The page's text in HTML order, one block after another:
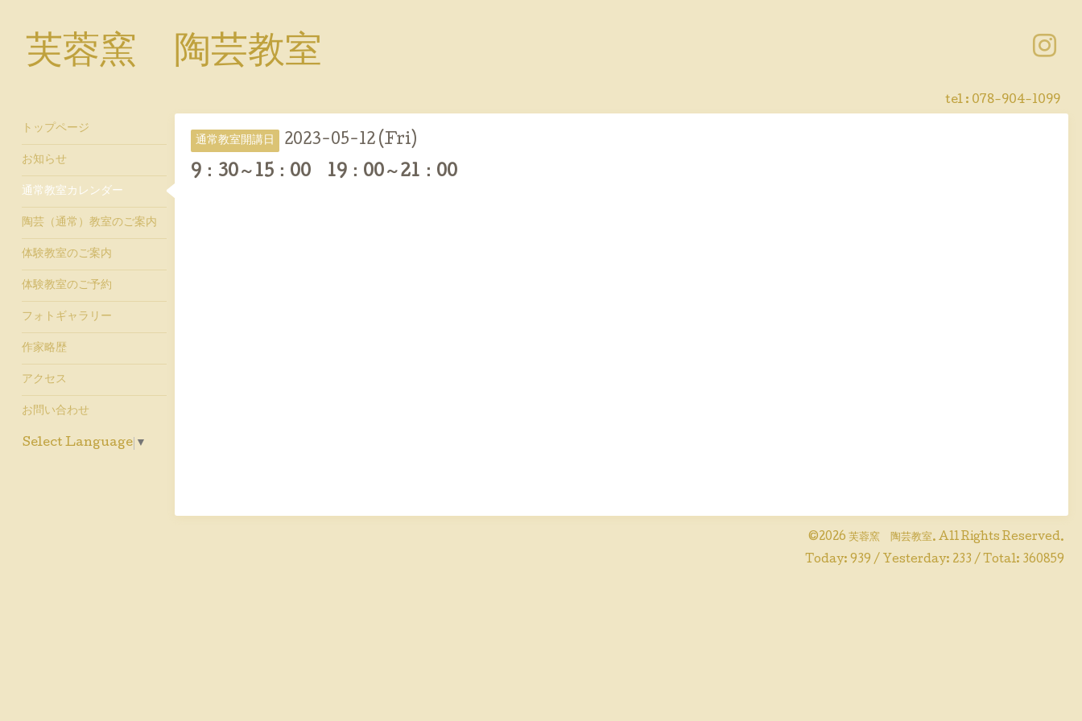
芙蓉窯 陶芸教室
tel : 078-904-1099
通常教室開講日 2023-05-12 (Fri)
9：30～15：00 19：00～21：00
©2026 芙蓉窯 陶芸教室. All Rights Reserved.
Today: 939 / Yesterday: 233 / Total: 360859
トップページ
お知らせ
通常教室カレンダー
陶芸（通常）教室のご案内
体験教室のご案内
体験教室のご予約
フォトギャラリー
作家略歴
アクセス
お問い合わせ
Select Language ▼